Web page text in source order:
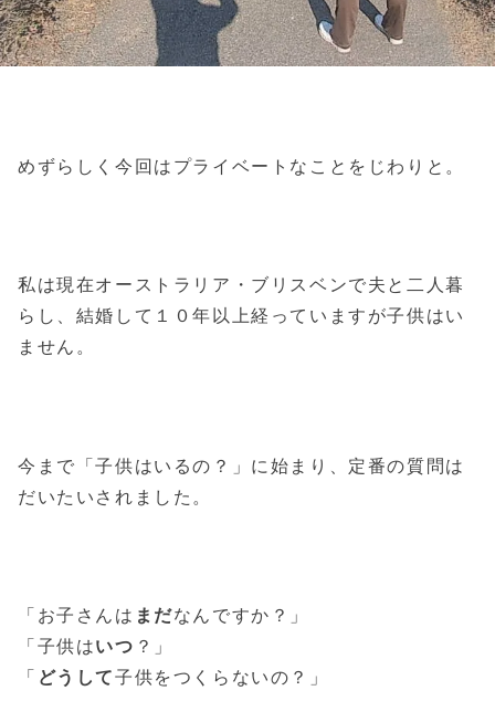
めずらしく今回はプライベートなことをじわりと。
私は現在オーストラリア・ブリスベンで夫と二人暮
らし、結婚して１０年以上経っていますが子供はい
ません。
今まで「子供はいるの？」に始まり、定番の質問は
だいたいされました。
「お子さんは まだなんですか？」
「子供はいつ ？」
「 どうして子供をつくらないの？」